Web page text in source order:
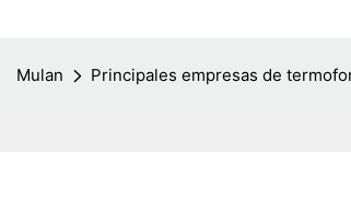
Mulan Principales empresas de